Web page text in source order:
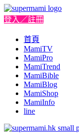
登入／註冊
首頁
MamiTV
MamiPro
MamiTrend
MamiBible
MamiBlog
MamiShop
MamiInfo
line